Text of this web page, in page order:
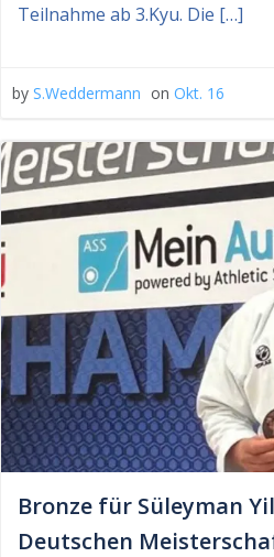
Teilnahme ab 3.Kyu. Die […]
by S.Weddermann on Okt. 16
Bronze für Süleyman
Deutschen